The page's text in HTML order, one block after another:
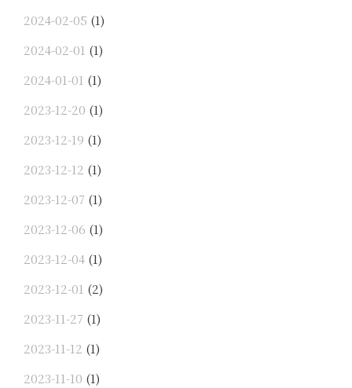
2024-02-05 (1)
2024-02-01 (1)
2024-01-01 (1)
2023-12-20 (1)
2023-12-19 (1)
2023-12-12 (1)
2023-12-07 (1)
2023-12-06 (1)
2023-12-04 (1)
2023-12-01 (2)
2023-11-27 (1)
2023-11-12 (1)
2023-11-10 (1)